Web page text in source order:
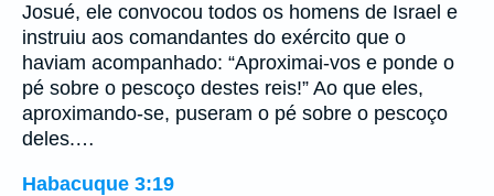
Josué, ele convocou todos os homens de Israel e
instruiu aos comandantes do exército que o
haviam acompanhado: “Aproximai-vos e ponde o
pé sobre o pescoço destes reis!” Ao que eles,
aproximando-se, puseram o pé sobre o pescoço
deles.…
Habacuque 3:19